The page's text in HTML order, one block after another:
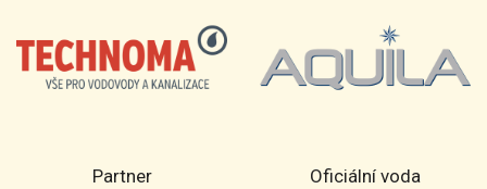
Partner Oficiální voda